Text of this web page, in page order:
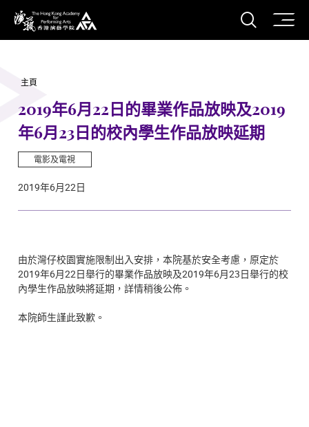
香港演藝學院
打開
主頁
2019年6月22日的畢業作品放映及2019
年6月23日的校內學生作品放映延期
電影及電視
2019年6月22日
由於灣仔校園實施限制出入安排，本院基於安全考慮，原定於
2019年6月22日舉行的畢業作品放映及2019年6月23日舉行的校
內學生作品放映將延期，詳情稍後公佈。
本院師生謹此致歉。